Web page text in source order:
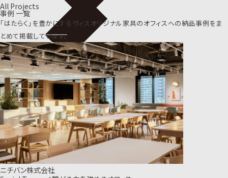
All Projects
事例 一覧
「はたらく」を豊かにするヴィスオリジナル家具のオフィスへの納品事例をま
とめて掲載しています。
ニチバン株式会社